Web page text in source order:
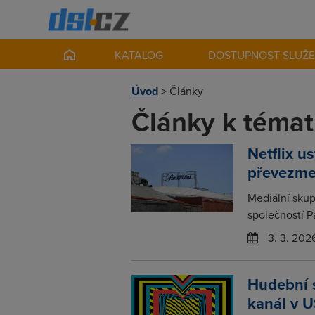
KATALOG DOSTUPNOST
Úvod> Články
Články k
Netflix
Mediální
společností
3. 3.
Hudební
kanál v